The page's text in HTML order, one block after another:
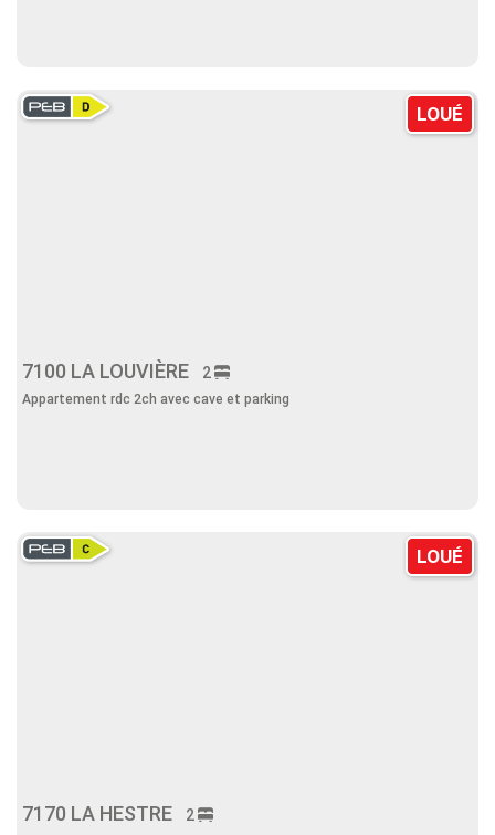
LOUÉ
7100 LA LOUVIÈRE 2
Appartement rdc 2ch avec cave et parking
LOUÉ
7170 LA HESTRE 2